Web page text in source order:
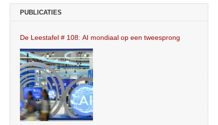
PUBLICATIES
De Leestafel # 108: AI mondiaal op een tweesprong